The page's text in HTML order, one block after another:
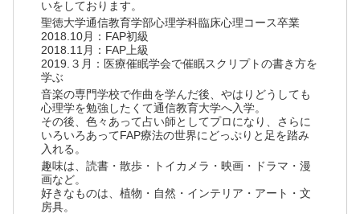
いをしております。
聖徳大学通信教育学部心理学科臨床心理コース卒業
2018.10月：FAP初級
2018.11月：FAP上級
2019.３月：医療催眠学会で催眠スクリプトの書き方を
学ぶ
音楽の専門学校で作曲を学んだ後、やはりどうしても
心理学を勉強したくて通信教育大学へ入学。
その後、色々あって占い師としてプロになり、さらに
いろいろあってFAP療法の世界にどっぷりと足を踏み
入れる。
趣味は、読書・散歩・トイカメラ・映画・ドラマ・漫
画など。
好きなものは、植物・自然・インテリア・アート・文
房具。